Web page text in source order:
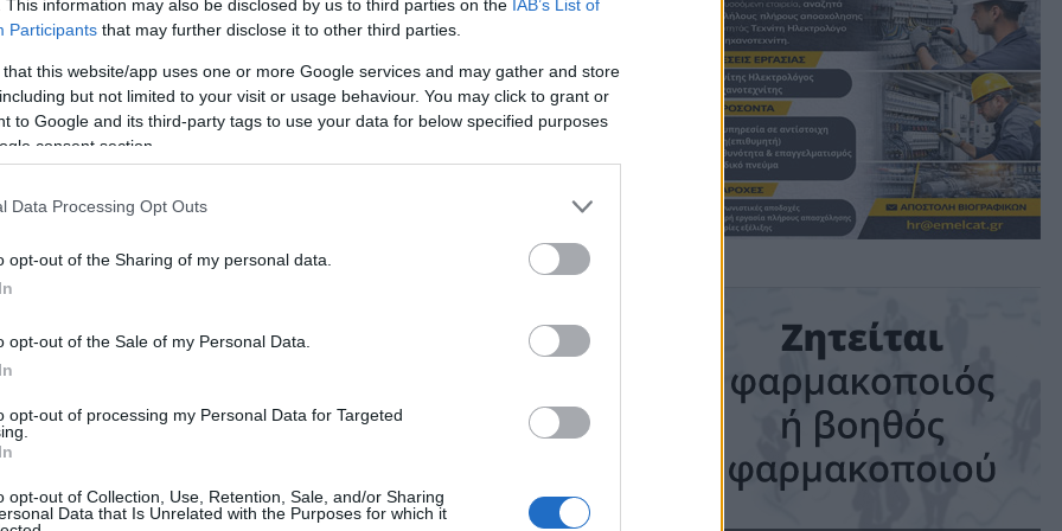
This information may also be disclosed by us to third parties on the IAB’s List of
Participants that may further disclose it to other third parties.
that this website/app uses one or more Google services and may gather and store
but not limited to your visit or usage behaviour. You may click to grant or
to Google and its third-party tags to use your data for below specified purposes
consent section.
Data Processing Opt Outs
opt-out of the Sharing of my personal data.
opt-out of the Sale of my Personal Data.
opt-out of processing my Personal Data for Targeted
opt-out of Collection, Use, Retention, Sale, and/or Sharing
Data that Is Unrelated with the Purposes for which it
Κολύμβησης